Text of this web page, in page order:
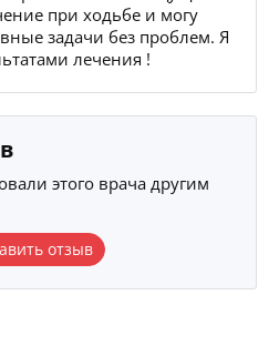
при ходьбе и могу
задачи без проблем. Я
лечения !
этого врача другим
отзыв